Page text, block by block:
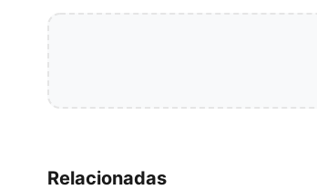
Relacionadas